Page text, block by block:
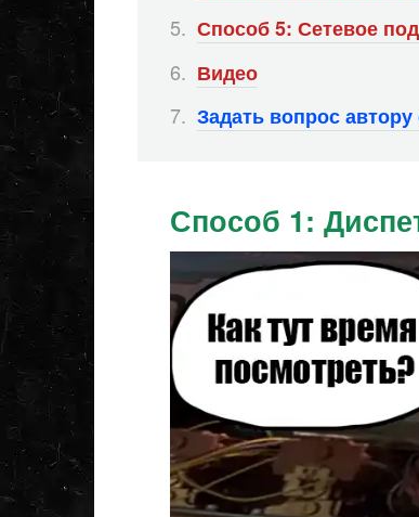
Способ 5: Сетевое
Видео
Задать вопрос автору
Способ 1: